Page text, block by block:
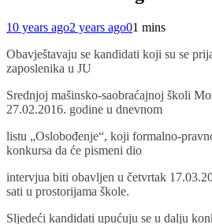
10 years ago2 years ago01 mins
Obavještavaju se kandidati koji su se
zaposlenika u JU
Srednjoj mašinsko-saobraćajnoj školi
27.02.2016. godine u dnevnom
listu „Oslobođenje“, koji formalno-
konkursa da će pismeni dio
intervjua biti obavljen u četvrtak
sati u prostorijama škole.
Sljedeći kandidati upućuju se u dalju